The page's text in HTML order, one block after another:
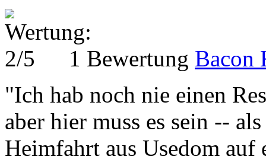
1 Bewertung Bacon
"Ich hab noch nie einen
aber hier muss es sein --
Heimfahrt aus Usedom